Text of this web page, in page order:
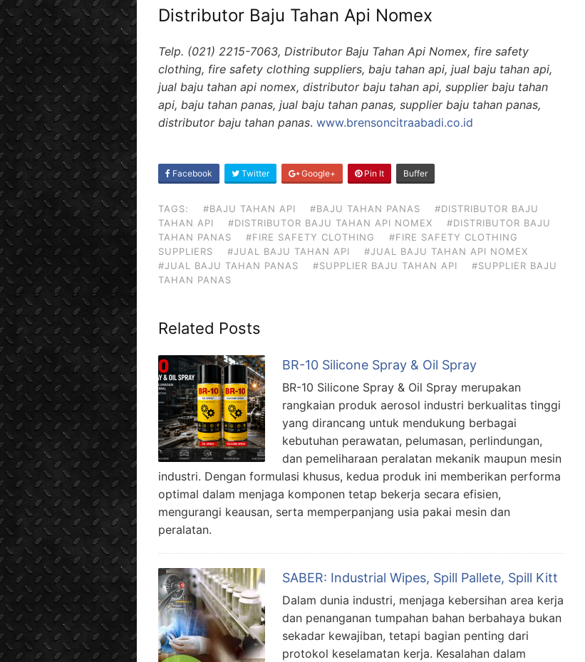
Distributor Baju Tahan Api Nomex
Telp. (021) 2215-7063, Distributor Baju Tahan Api Nomex, fire safety
clothing, fire safety clothing suppliers, baju tahan api, jual baju tahan api,
jual baju tahan api nomex, distributor baju tahan api, supplier baju tahan
api, baju tahan panas, jual baju tahan panas, supplier baju tahan panas,
distributor baju tahan panas. www.brensoncitraabadi.co.id
SHARE
Facebook Twitter Google+ Pin It Buffer
TAGS: #BAJU TAHAN API #BAJU TAHAN PANAS
#DISTRIBUTOR BAJU
TAHAN API
#DISTRIBUTOR BAJU TAHAN API NOMEX
#DISTRIBUTOR BAJU
TAHAN PANAS
#FIRE SAFETY CLOTHING
#FIRE SAFETY CLOTHING
SUPPLIERS
#JUAL BAJU TAHAN API
#JUAL BAJU TAHAN API NOMEX
#JUAL BAJU TAHAN PANAS
#SUPPLIER BAJU TAHAN API
#SUPPLIER BAJU
TAHAN PANAS
Related Posts
BR-10 Silicone Spray & Oil Spray
BR-10 Silicone Spray & Oil Spray merupakan
rangkaian produk aerosol industri berkualitas tinggi
yang dirancang untuk mendukung berbagai
kebutuhan perawatan, pelumasan, perlindungan,
dan pemeliharaan peralatan mekanik maupun mesin
industri. Dengan formulasi khusus, kedua produk ini memberikan performa
optimal dalam menjaga komponen tetap bekerja secara efisien,
mengurangi keausan, serta memperpanjang usia pakai mesin dan
peralatan.
SABER: Industrial Wipes, Spill Pallete, Spill Kitt
Dalam dunia industri, menjaga kebersihan area kerja
dan penanganan tumpahan bahan berbahaya bukan
sekadar kewajiban, tetapi bagian penting dari
protokol keselamatan kerja. Kesalahan dalam